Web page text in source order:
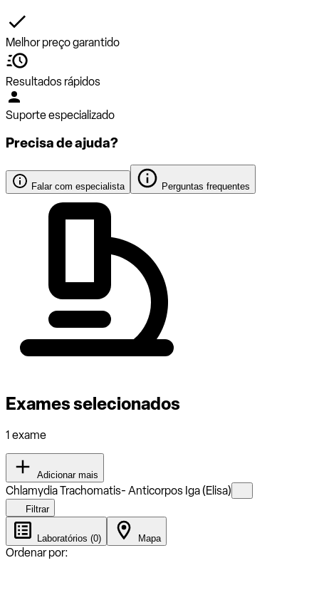
Melhor preço garantido
Resultados rápidos
Suporte especializado
Precisa de ajuda?
Falar com especialista Perguntas frequentes
Exames selecionados
1 exame
Adicionar mais
Chlamydia Trachomatis- Anticorpos Iga (Elisa)
Filtrar
Laboratórios (0) Mapa
Ordenar por: